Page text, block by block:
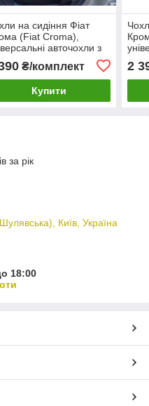
на сидіння Фіат
(Fiat Croma),
авточохли з
в Україні Чорно-
₴/комплект
Купити
2
за рік
Київ, Україна
18:00